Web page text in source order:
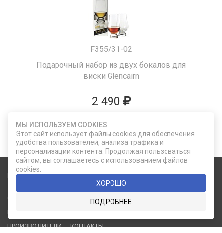
F355/31-02
Подарочный набор из двух бокалов для
виски Glencairn
2 490
ДОБАВИТЬ В КОРЗИНУ
Карта сайта
ПРОИЗВОДИТЕЛИ
НОВОСТИ
КОНТАКТЫ
Социальные сети
МЫ ИСПОЛЬЗУЕМ COOKIES
Этот сайт использует файлы cookies для обеспечения
удобства пользователей, анализа трафика и
персонализации контента. Продолжая пользоваться
сайтом, вы соглашаетесь с использованием файлов
cookies.
ХОРОШО
ПОДРОБНЕЕ